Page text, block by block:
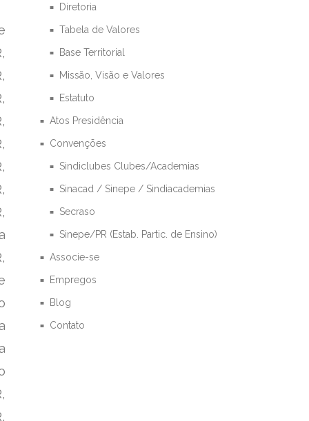
Diretoria
Tabela de Valores
Base Territorial
Missão, Visão e Valores
Estatuto
Atos Presidência
Convenções
Sindiclubes Clubes/Academias
Sinacad / Sinepe / Sindiacademias
Secraso
Sinepe/PR (Estab. Partic. de Ensino)
Associe-se
Empregos
Blog
Contato